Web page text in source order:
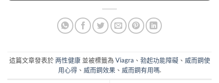
這篇文章發表於两性健康並被標籤為 Viagra 、 勃起功能障礙、 威而鋼使
用心得、 威而鋼效果 、 威而鋼有用嗎.